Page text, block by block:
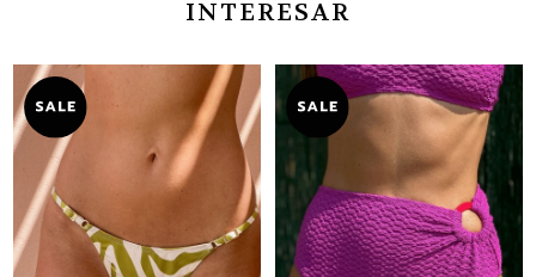
INTERESAR